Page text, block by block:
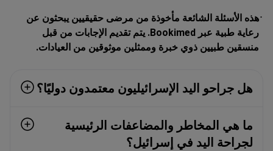
هذه الأسئلة الشائعة مأخوذة من مرضى حقيقيين يبحثون عن
رعاية طبية عبر Bookimed. يتم تقديم الإجابات من قبل
منسقين طبيين ذوي خبرة وممثلين موثوقين من العيادات.
هل جراحو اليد الإسرائيليون معتمدون دوليًا؟
ما هي المخاطر والمضاعفات الرئيسية
لجراحة اليد في إسرائيل؟